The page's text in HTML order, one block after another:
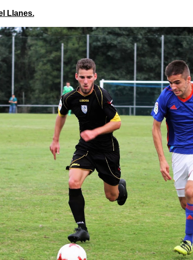
Llanes.